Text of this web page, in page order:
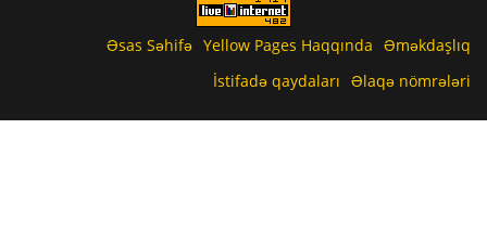
Əsas Səhifə Yellow Pages Haqqında Əməkdaşlıq
İstifadə qaydaları Əlaqə nömrələri